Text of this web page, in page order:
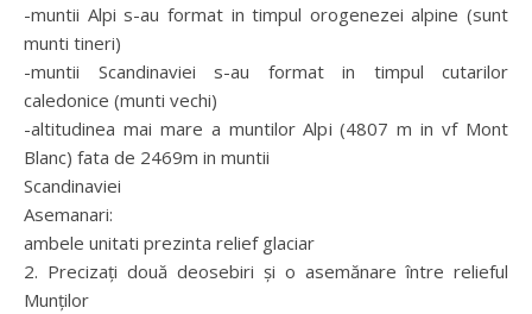
-muntii Alpi s-au format in timpul orogenezei alpine (sunt
munti tineri)
-muntii Scandinaviei s-au format in timpul cutarilor
caledonice (munti vechi)
-altitudinea mai mare a muntilor Alpi (4807 m in vf Mont
Blanc) fata de 2469m in muntii
Scandinaviei
Asemanari:
ambele unitati prezinta relief glaciar
2. Precizaţi două deosebiri şi o asemănare între relieful
Munţilor